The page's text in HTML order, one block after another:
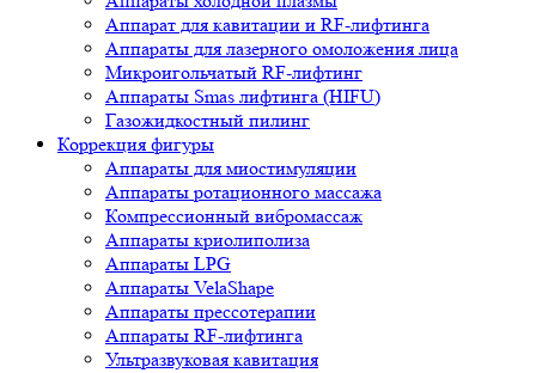
Аппарат для кавитации и RF-лифтинга
Аппараты для лазерного омоложения лица
Микроигольчатый RF-лифтинг
Аппараты Smas лифтинга (HIFU)
Газожидкостный пилинг
Коррекция фигуры
Аппараты для миостимуляции
Аппараты ротационного массажа
Компрессионный вибромассаж
Аппараты криолиполиза
Аппараты LPG
Аппараты VelaShape
Аппараты прессотерапии
Аппараты RF-лифтинга
Ультразвуковая кавитация